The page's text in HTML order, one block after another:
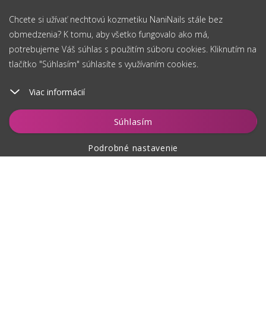
Chcete si užívať nechtovú kozmetiku NaniNails stále bez
obmedzenia? K tomu, aby všetko fungovalo ako má,
potrebujeme Váš súhlas s použitím súboru cookies. Kliknutím na
tlačítko "Súhlasím" súhlasíte s využívaním cookies.
Viac informácií
Súhlasím
Podrobné nastavenie
Hlídat